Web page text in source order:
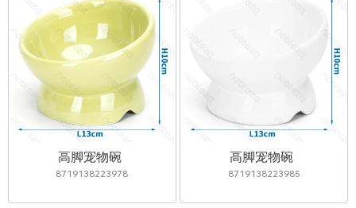
高脚宠物碗
8719138223978
高脚宠物碗
8719138223985